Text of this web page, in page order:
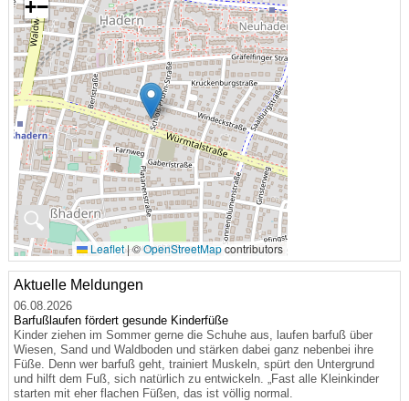
🔍
+−
Leaflet|©OpenStreetMapcontributors
Aktuelle Meldungen
06.08.2026
Barfußlaufen fördert gesunde Kinderfüße
Kinder ziehen im Sommer gerne die Schuhe aus, laufen barfuß über
Wiesen, Sand und Waldboden und stärken dabei ganz nebenbei ihre
Füße. Denn wer barfuß geht, trainiert Muskeln, spürt den Untergrund
und hilft dem Fuß, sich natürlich zu entwickeln. „Fast alle Kleinkinder
starten mit eher flachen Füßen, das ist völlig normal.